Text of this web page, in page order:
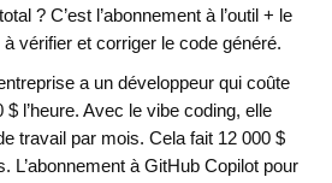
? C’est l’abonnement à l’outil + le
vérifier et corriger le code généré.
a un développeur qui coûte
l’heure. Avec le vibe coding, elle
travail par mois. Cela fait 12 000 $
L’abonnement à GitHub Copilot pour